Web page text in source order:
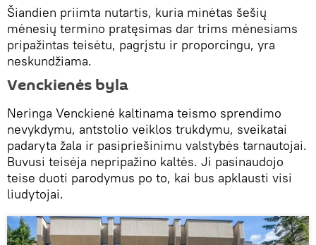
Šiandien priimta nutartis, kuria minėtas šešių
mėnesių termino pratęsimas dar trims mėnesiams
pripažintas teisėtu, pagrįstu ir proporcingu, yra
neskundžiama.
Venckienės byla
Neringa Venckienė kaltinama teismo sprendimo
nevykdymu, antstolio veiklos trukdymu, sveikatai
padaryta žala ir pasipriešinimu valstybės tarnautojai.
Buvusi teisėja nepripažino kaltės. Ji pasinaudojo
teise duoti parodymus po to, kai bus apklausti visi
liudytojai.